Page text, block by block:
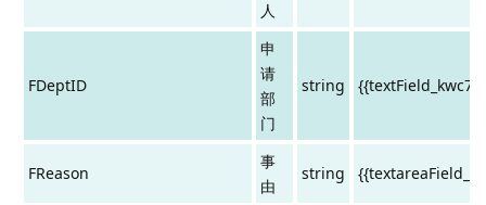
人
FDeptID
申
请
部
门
string
FReason
事
由
string